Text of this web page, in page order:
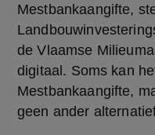
Mestbankaangifte,
de Vlaamse
digitaal. Soms kan
Mestbankaangifte,
geen ander